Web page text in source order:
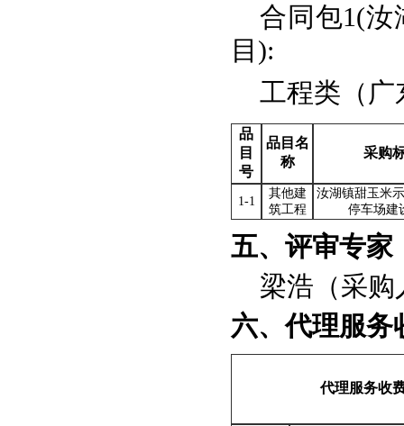
合同包1(汝
目):
工程类（广
品
目
号
品目名
称
采购
1-1
其他建
筑工程
汝湖镇甜玉米
停车场建
五、评审专家
梁浩（采购
六、代理服务
代理服务收